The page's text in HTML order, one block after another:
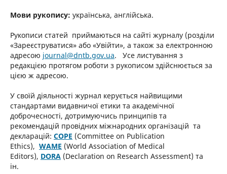
Мови рукопису: українська, англійська.
Рукописи статей приймаються на сайті журналу (розділи
«Зареєструватися» або «Увійти», а також за електронною
адресою journal@dntb.gov.ua. Усе листування з
редакцією протягом роботи з рукописом здійснюється за
цією ж адресою.
У своїй діяльності журнал керується найвищими
стандартами видавничої етики та академічної
доброчесності, дотримуючись принципів та
рекомендацій провідних міжнародних організацій та
декларацій: COPE (Committee on Publication
Ethics), WAME (World Association of Medical
Editors), DORA(Declaration on Research Assessment) та
ін.